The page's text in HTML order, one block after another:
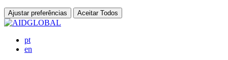
Ajustar preferências Aceitar Todos
pt
en